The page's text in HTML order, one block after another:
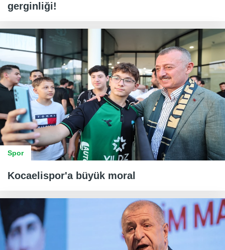
gerginliği!
Spor
Kocaelispor'a büyük moral